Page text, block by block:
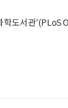
도서관’(PLoS